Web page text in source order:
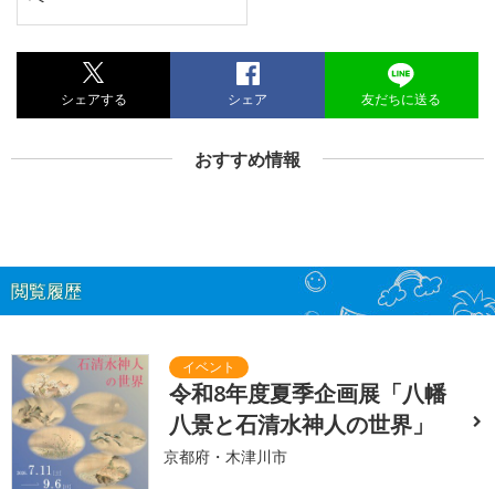
シェアする シェア 友だちに送る
おすすめ情報
閲覧履歴
令和8年度夏季企画展「八幡
八景と石清水神人の世界」
京都府・木津川市